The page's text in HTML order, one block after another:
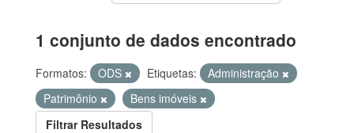
1 conjunto de dados encontrado
Formatos: ODS Etiquetas:
Administração
Patrimônio
Bens imóveis
Filtrar Resultados